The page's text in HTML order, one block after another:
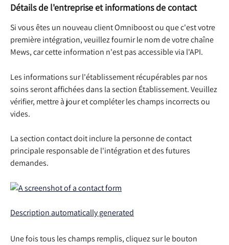
Détails de l'entreprise et informations de contact
Si vous êtes un nouveau client Omniboost ou que c'est votre
première intégration, veuillez fournir le nom de votre chaîne
Mews, car cette information n'est pas accessible via l'API.
Les informations sur l'établissement récupérables par nos
soins seront affichées dans la section Établissement. Veuillez
vérifier, mettre à jour et compléter les champs incorrects ou
vides.
La section contact doit inclure la personne de contact
principale responsable de l'intégration et des futures
demandes.
Une fois tous les champs remplis, cliquez sur le bouton